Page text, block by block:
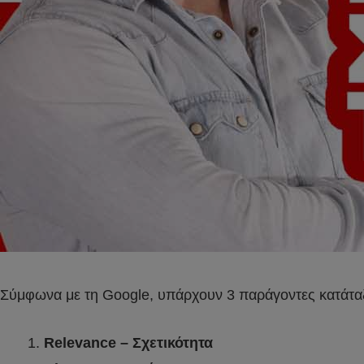
Σύμφωνα με τη Google, υπάρχουν 3 παράγοντες
Relevance – Σχετικότητα